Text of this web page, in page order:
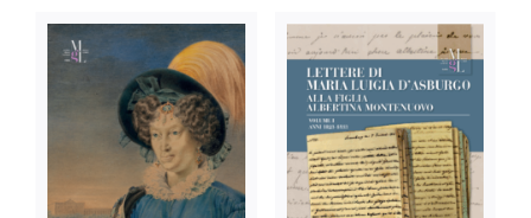
Attività
Pubblicazioni
Collezione